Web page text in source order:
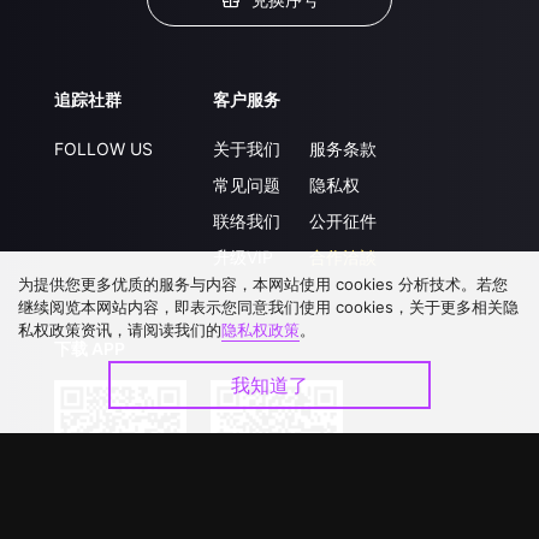
追踪社群
FOLLOW US
客户服务
关于我们
常见问题
联络我们
升级VIP
服务条款
隐私权
公开征件
合作洽談
为提供您更多优质的服务与内容，本网站使用 cookies 分析技术。若您
继续阅览本网站内容，即表示您同意我们使用 cookies，关于更多相关隐
私权政策资讯，请阅读我们的隐私权政策。
我知道了